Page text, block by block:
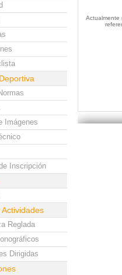
Imágenes
Inscripción
Reglada
Dirigidas
Actualmente